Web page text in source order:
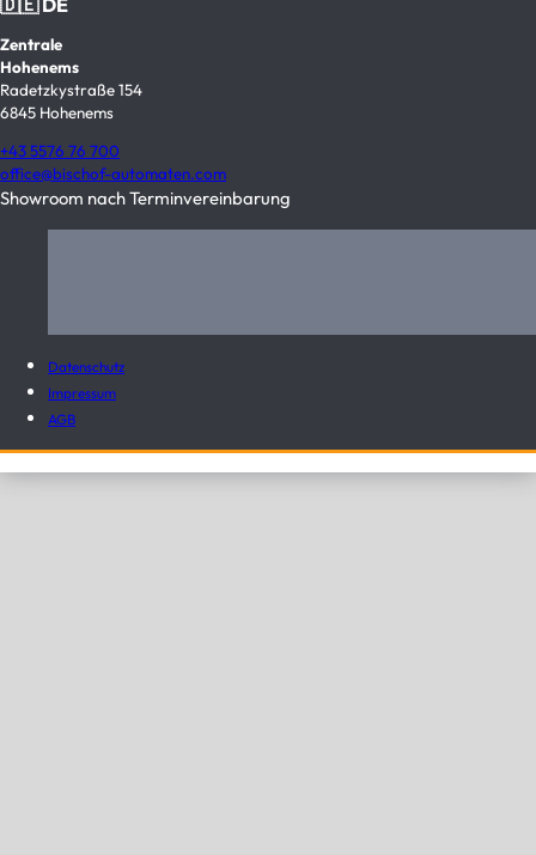
🇩🇪 DE
Zentrale
Hohenems
Radetzkystraße 154
6845 Hohenems
+43 5576 76 700
office@bischof-automaten.com
Showroom nach Terminvereinbarung
Datenschutz
Impressum
AGB